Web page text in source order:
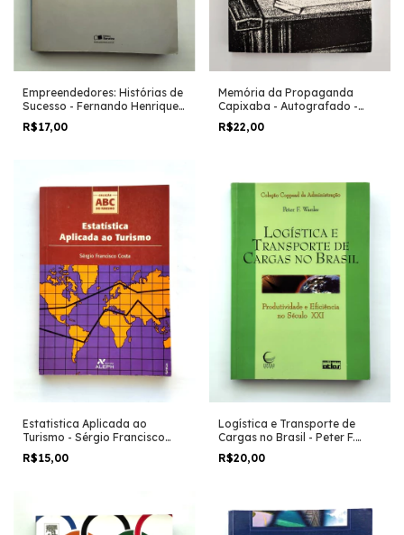
Empreendedores: Histórias de
Sucesso - Fernando Henrique
Ramos
R$17,00
Memória da Propaganda
Capixaba - Autografado -
Antônio Carlos Barbieri e
Outros
R$22,00
Estatistica Aplicada ao
Turismo - Sérgio Francisco
Costa
R$15,00
Logística e Transporte de
Cargas no Brasil - Peter F.
Wanke
R$20,00